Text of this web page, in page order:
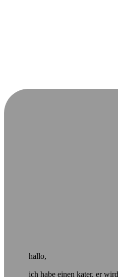
hallo,
ich habe einen kater, er